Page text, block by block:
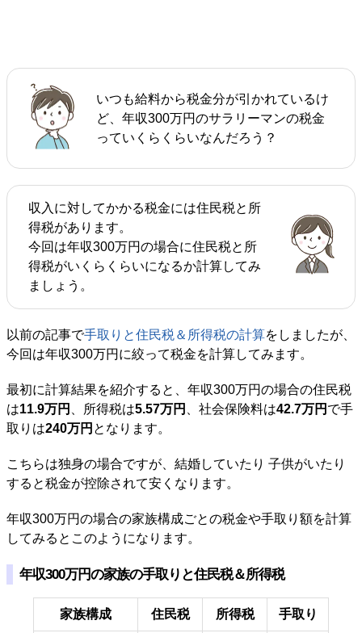
いつも給料から税金分が引かれているけ
ど、年収300万円のサラリーマンの税金
っていくらくらいなんだろう？
収入に対してかかる税金には住民税と所
得税があります。
今回は年収300万円の場合に住民税と所
得税がいくらくらいになるか計算してみ
ましょう。
以前の記事で手取りと住民税＆所得税の計算をしましたが、
今回は年収300万円に絞って税金を計算してみます。
最初に計算結果を紹介すると、年収300万円の場合の住民税
は11.9万円 、所得税は5.57万円 、社会保険料は42.7万円 で手
取りは240万円 となります。
こちらは独身の場合ですが、結婚していたり 子供がいたり
すると税金が控除されて安くなります。
年収300万円の場合の家族構成ごとの税金や手取り額を計算
してみるとこのようになります。
年収300万円の家族の手取りと住民税＆所得税
家族構成 住民税 所得税 手取り